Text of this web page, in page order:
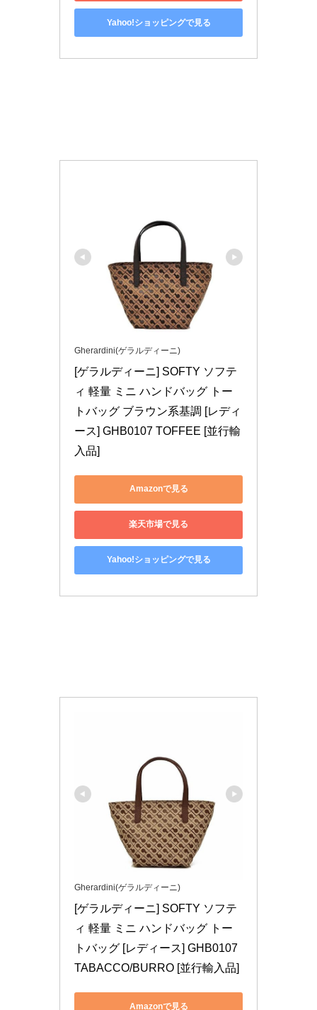
Yahoo!ショッピングで見る
Gherardini(ゲラルディーニ)
[ゲラルディーニ] SOFTY ソフテ
ィ 軽量 ミニ ハンドバッグ トー
トバッグ ブラウン系基調 [レディ
ース] GHB0107 TOFFEE [並行輸
入品]
Amazonで見る
楽天市場で見る
Yahoo!ショッピングで見る
Gherardini(ゲラルディーニ)
[ゲラルディーニ] SOFTY ソフテ
ィ 軽量 ミニ ハンドバッグ トー
トバッグ [レディース] GHB0107
TABACCO/BURRO [並行輸入品]
Amazonで見る